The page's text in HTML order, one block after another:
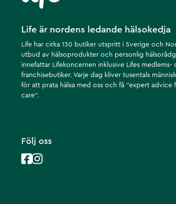
Life är nordens ledande hälsokedja
Life har cirka 130 butiker utspritt i Sverige och
utbud av hälsoprodukter och personlig
innefattar Lifekoncernen inklusive Lifes medlems-
franchisebutiker. Varje dag kliver tusentals
för att prata hälsa med oss och få ”expert
care”.
Följ oss